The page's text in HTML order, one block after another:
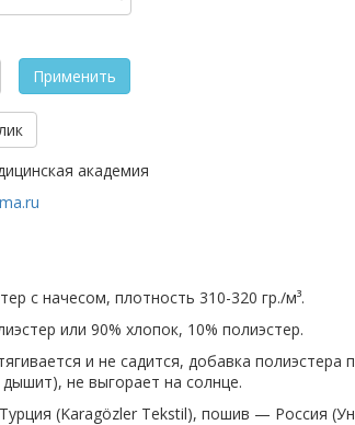
Применить
академия
с начесом, плотность 310-320 гр./м³.
или 90% хлопок, 10% полиэстер.
и не садится, добавка
не выгорает на солнце.
(Karagözler Tekstil), пошив — Россия